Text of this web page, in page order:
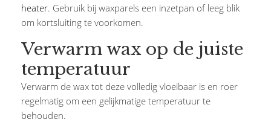
heater. Gebruik bij waxparels een inzetpan of leeg blik
om kortsluiting te voorkomen.
Verwarm wax op de juiste
temperatuur
Verwarm de wax tot deze volledig vloeibaar is en roer
regelmatig om een gelijkmatige temperatuur te
behouden.